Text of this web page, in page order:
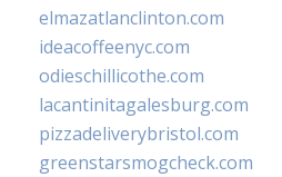
elmazatlanclinton.com
ideacoffeenyc.com
odieschillicothe.com
lacantinitagalesburg.com
pizzadeliverybristol.com
greenstarsmogcheck.com